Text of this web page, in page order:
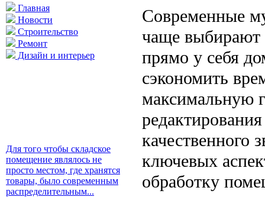
Главная
Новости
Строительство
Ремонт
Дизайн и интерьер
Для того чтобы складское
помещение являлось не
просто местом, где хранятся
товары, было современным
распределительным...
Современные
чаще выбирают
прямо у себя
сэкономить
максимальную
качественного
ключевых
обработку